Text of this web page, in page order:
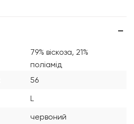
79% віскоза, 21%
поліамід
56
L
червоний